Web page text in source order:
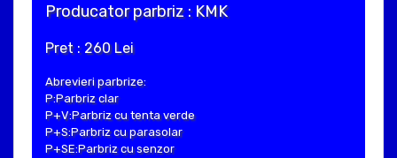
Producator parbriz : KMK
Pret : 260 Lei
Abrevieri parbrize:
P:Parbriz clar
P+V:Parbriz cu tenta verde
P+S:Parbriz cu parasolar
P+SE:Parbriz cu senzor